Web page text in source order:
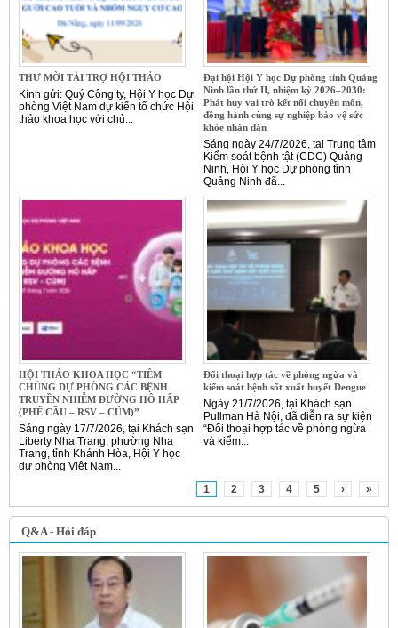
THƯ MỜI TÀI TRỢ HỘI THẢO
Kính gửi: Quý Công ty, Hội Y học Dự
phòng Việt Nam dự kiến tổ chức Hội
thảo khoa học với chủ...
Đại hội Hội Y học Dự phòng tỉnh Quảng
Ninh lần thứ II, nhiệm kỳ 2026–2030:
Phát huy vai trò kết nối chuyên môn,
đồng hành cùng sự nghiệp bảo vệ sức
khỏe nhân dân
Sáng ngày 24/7/2026, tại Trung tâm
Kiểm soát bệnh tật (CDC) Quảng
Ninh, Hội Y học Dự phòng tỉnh
Quảng Ninh đã...
HỘI THẢO KHOA HỌC “TIÊM
CHỦNG DỰ PHÒNG CÁC BỆNH
TRUYỀN NHIỄM ĐƯỜNG HÔ HẤP
(PHẾ CẦU – RSV – CÚM)”
Sáng ngày 17/7/2026, tại Khách sạn
Liberty Nha Trang, phường Nha
Trang, tỉnh Khánh Hòa, Hội Y học
dự phòng Việt Nam...
Đối thoại hợp tác về phòng ngừa và
kiểm soát bệnh sốt xuất huyết Dengue
Ngày 21/7/2026, tại Khách sạn
Pullman Hà Nội, đã diễn ra sự kiện
“Đối thoại hợp tác về phòng ngừa
và kiểm...
1 2 3 4 5 › »
Q&A - Hỏi đáp